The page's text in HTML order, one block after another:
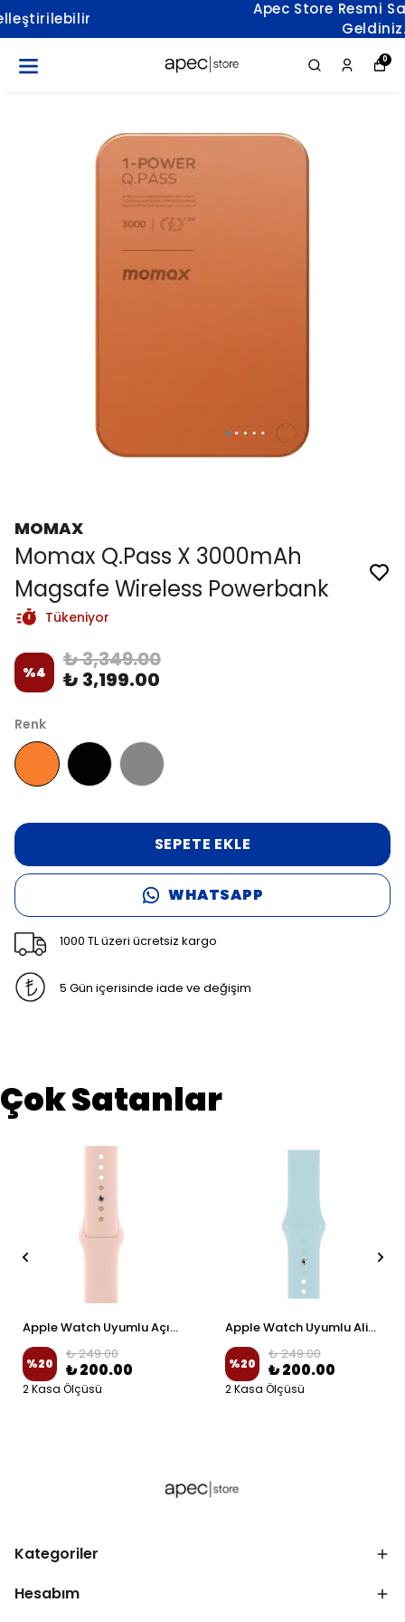
Apec Store Resmi Sayfasına Hoş
0
MOMAX
Momax Q.Pass X 3000mAh
Magsafe Wireless Powerbank
Tükeniyor
%4
₺ 3,349.00
₺ 3,199.00
Renk
SEPETE EKLE
WHATSAPP
1000 TL üzeri ücretsiz kargo
5 Gün içerisinde iade ve değişim
Çok Satanlar
Apple Watch Uyumlu Açık Pembe Spor Silikon Kordon
%20
₺ 249.00
₺ 200.00
2 Kasa Ölçüsü
Apple Watch Uyumlu Alice Mavi Spor Silikon Kordon
%20
₺ 249.00
₺ 200.00
2 Kasa Ölçüsü
Kategoriler
Hesabım